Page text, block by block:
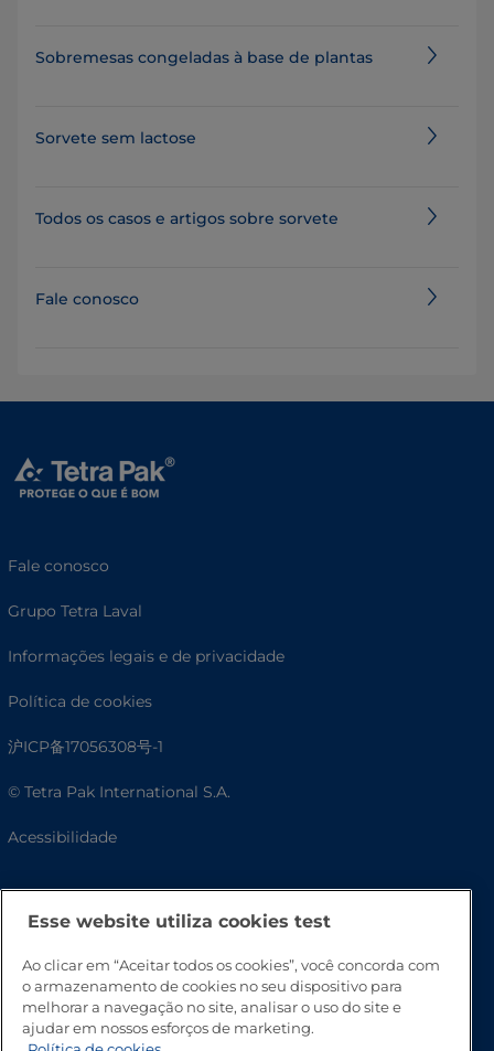
Sobremesas congeladas à base de plantas
Sorvete sem lactose
Todos os casos e artigos sobre sorvete
Fale conosco
Fale conosco
Grupo Tetra Laval
Informações legais e de privacidade
Política de cookies
沪ICP备17056308号-1
© Tetra Pak International S.A.
Acessibilidade
Esse website utiliza cookies test
Ao clicar em “Aceitar todos os cookies”, você concorda com
o armazenamento de cookies no seu dispositivo para
melhorar a navegação no site, analisar o uso do site e
ajudar em nossos esforços de marketing.